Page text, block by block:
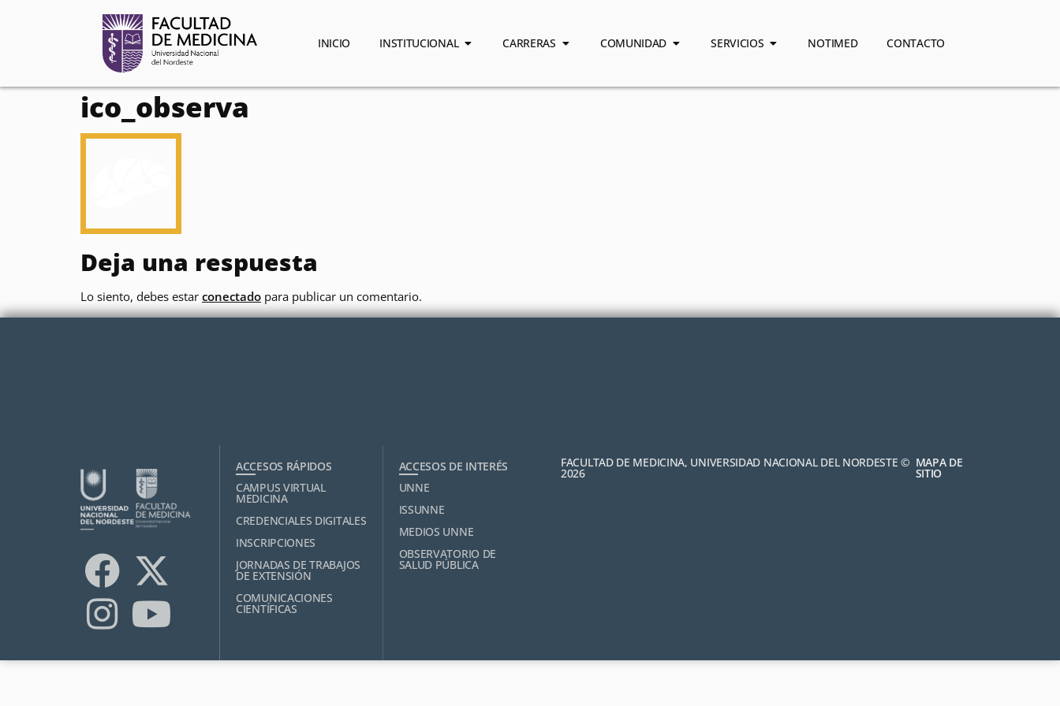
INICIO INSTITUCIONAL CARRERAS COMUNIDAD SERVICIOS NOTIMED CONTACTO
ico_observa
Deja una respuesta
Lo siento, debes estar conectado para publicar un comentario.
ACCESOS RÁPIDOS
CAMPUS VIRTUAL
MEDICINA
CREDENCIALES DIGITALES
INSCRIPCIONES
JORNADAS DE TRABAJOS
DE EXTENSIÓN
COMUNICACIONES
CIENTÍFICAS
ACCESOS DE INTERÉS
UNNE
ISSUNNE
MEDIOS UNNE
OBSERVATORIO DE
SALUD PÚBLICA
FACULTAD DE MEDICINA, UNIVERSIDAD NACIONAL DEL NORDESTE ©
2026
MAPA DE
SITIO